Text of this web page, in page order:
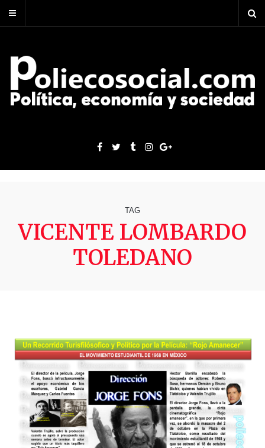
TAG
VICENTE LOMBARDO
TOLEDANO